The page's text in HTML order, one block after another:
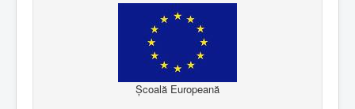
Școală Europeană